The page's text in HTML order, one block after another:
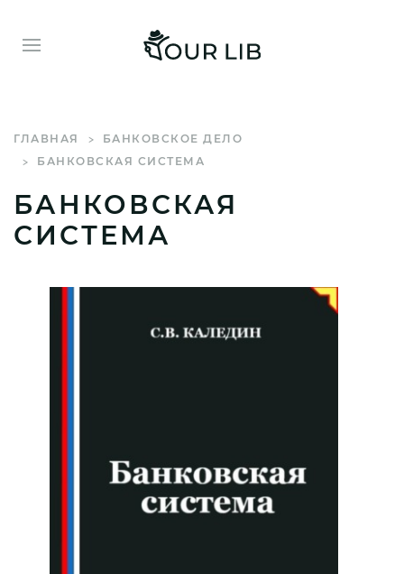
ГЛАВНАЯ
БАНКОВСКОЕ ДЕЛО
БАНКОВСКАЯ СИСТЕМА
БАНКОВСКАЯ
СИСТЕМА